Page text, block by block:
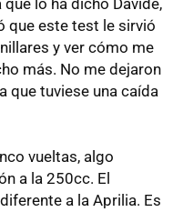
lo ha dicho Davide,
que este test le sirvió
y ver cómo me
más. No me dejaron
que tuviese una caída
vueltas, algo
a la 250cc. El
a la Aprilia. Es